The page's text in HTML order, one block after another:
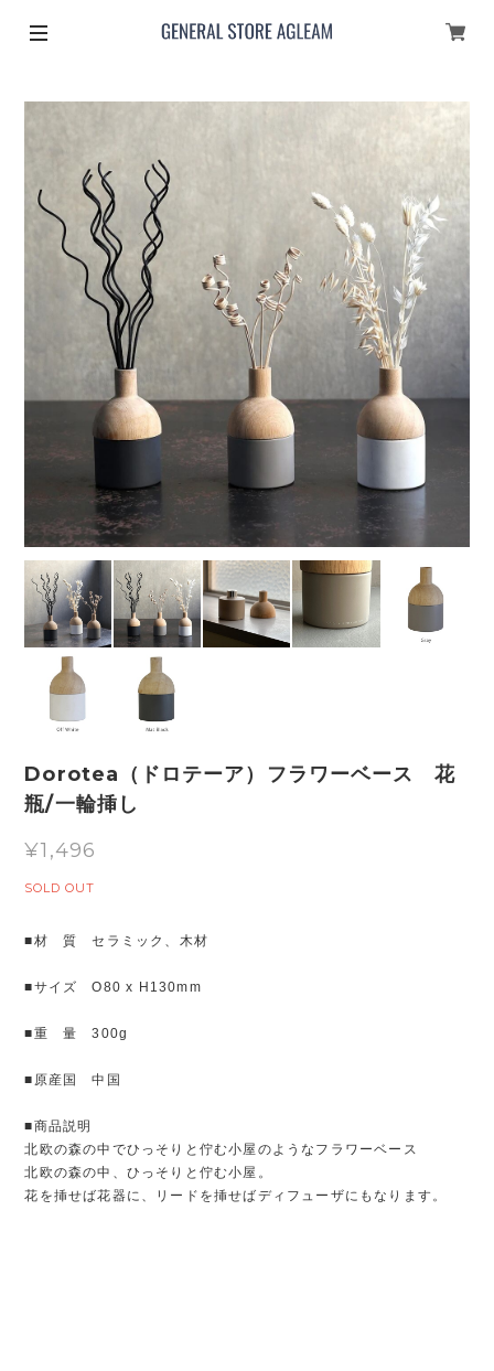
Dorotea（ドロテーア）フラワーベース 花
瓶/一輪挿し
¥1,496
SOLD OUT
■材 質 セラミック、木材
■サイズ O80 x H130mm
■重 量 300g
■原産国 中国
■商品説明
北欧の森の中でひっそりと佇む小屋のようなフラワーベース
北欧の森の中、ひっそりと佇む小屋。
花を挿せば花器に、リードを挿せばディフューザにもなります。